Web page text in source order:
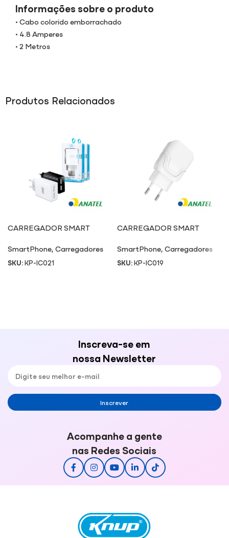
Informações sobre o produto
• Cabo colorido emborrachado
• 4.8 Amperes
• 2 Metros
Produtos Relacionados
CARREGADOR SMART
SmartPhone,Carregadores
SKU:KP-IC021
CARREGADOR SMART
SmartPhone,Carregadores
SKU:KP-IC019
Inscreva-se em
nossa Newsletter
Inscrever
Acompanhe a gente
nas Redes Sociais